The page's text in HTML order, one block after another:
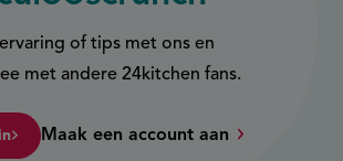
of tips met ons en
met andere 24kitchen fans.
Maak een account aan